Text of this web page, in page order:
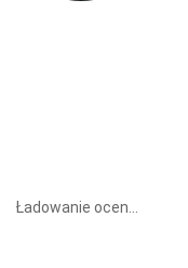
Ładowanie ocen...